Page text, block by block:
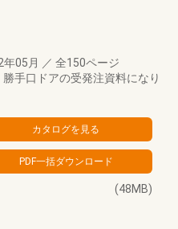
年05月 ／ 全150ページ
手口ドアの受発注資料になり
(48MB)